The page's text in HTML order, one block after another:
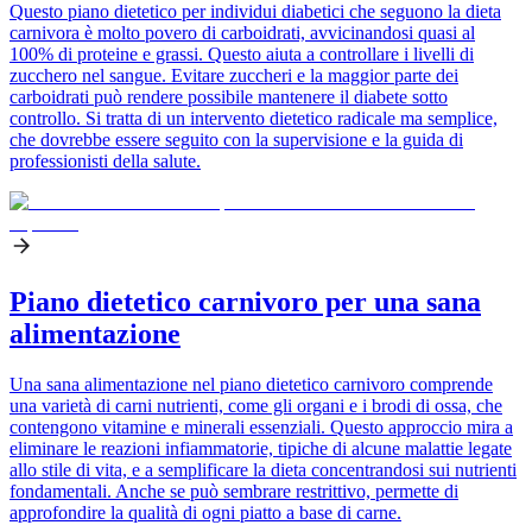
Questo piano dietetico per individui diabetici che seguono la dieta
carnivora è molto povero di carboidrati, avvicinandosi quasi al
100% di proteine e grassi. Questo aiuta a controllare i livelli di
zucchero nel sangue. Evitare zuccheri e la maggior parte dei
carboidrati può rendere possibile mantenere il diabete sotto
controllo. Si tratta di un intervento dietetico radicale ma semplice,
che dovrebbe essere seguito con la supervisione e la guida di
professionisti della salute.
Piano dietetico carnivoro per una sana
alimentazione
Una sana alimentazione nel piano dietetico carnivoro comprende
una varietà di carni nutrienti, come gli organi e i brodi di ossa, che
contengono vitamine e minerali essenziali. Questo approccio mira a
eliminare le reazioni infiammatorie, tipiche di alcune malattie legate
allo stile di vita, e a semplificare la dieta concentrandosi sui nutrienti
fondamentali. Anche se può sembrare restrittivo, permette di
approfondire la qualità di ogni piatto a base di carne.